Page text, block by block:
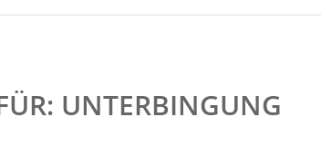
UNTERBINGUNG